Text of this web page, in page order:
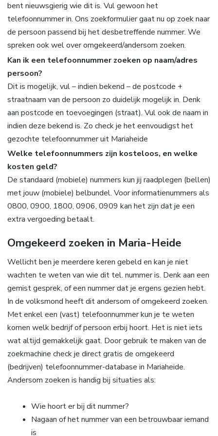
bent nieuwsgierig wie dit is. Vul gewoon het
telefoonnummer in. Ons zoekformulier gaat nu op zoek naar
de persoon passend bij het desbetreffende nummer. We
spreken ook wel over omgekeerd/andersom zoeken.
Kan ik een telefoonnummer zoeken op naam/adres
persoon?
Dit is mogelijk, vul – indien bekend – de postcode +
straatnaam van de persoon zo duidelijk mogelijk in. Denk
aan postcode en toevoegingen (straat). Vul ook de naam in
indien deze bekend is. Zo check je het eenvoudigst het
gezochte telefoonnummer uit Mariaheide
Welke telefoonnummers zijn kosteloos, en welke
kosten geld?
De standaard (mobiele) nummers kun jij raadplegen (bellen)
met jouw (mobiele) belbundel. Voor informatienummers als
0800, 0900, 1800, 0906, 0909 kan het zijn dat je een
extra vergoeding betaalt.
Omgekeerd zoeken in Maria-Heide
Wellicht ben je meerdere keren gebeld en kan je niet
wachten te weten van wie dit tel. nummer is. Denk aan een
gemist gesprek, of een nummer dat je ergens gezien hebt.
In de volksmond heeft dit andersom of omgekeerd zoeken.
Met enkel een (vast) telefoonnummer kun je te weten
komen welk bedrijf of persoon erbij hoort. Het is niet iets
wat altijd gemakkelijk gaat. Door gebruik te maken van de
zoekmachine check je direct gratis de omgekeerd
(bedrijven) telefoonnummer-database in Mariaheide.
Andersom zoeken is handig bij situaties als:
Wie hoort er bij dit nummer?
Nagaan of het nummer van een betrouwbaar iemand
is